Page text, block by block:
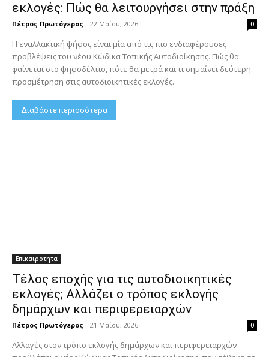
εκλογές: Πώς θα λειτουργήσει στην πράξη
Πέτρος Πρωτόγερος - 22 Μαΐου, 2026 0
Η εναλλακτική ψήφος είναι μία από τις πιο ενδιαφέρουσες
προβλέψεις του νέου Κώδικα Τοπικής Αυτοδιοίκησης. Πώς θα
φαίνεται στο ψηφοδέλτιο, πότε θα μετρά και τι σημαίνει δεύτερη
προσμέτρηση στις αυτοδιοικητικές εκλογές.
Διαβάστε περισσότερα
Επικαιρότητα
Τέλος εποχής για τις αυτοδιοικητικές
εκλογές; Αλλάζει ο τρόπος εκλογής
δημάρχων και περιφερειαρχών
Πέτρος Πρωτόγερος - 21 Μαΐου, 2026 0
Αλλαγές στον τρόπο εκλογής δημάρχων και περιφερειαρχών